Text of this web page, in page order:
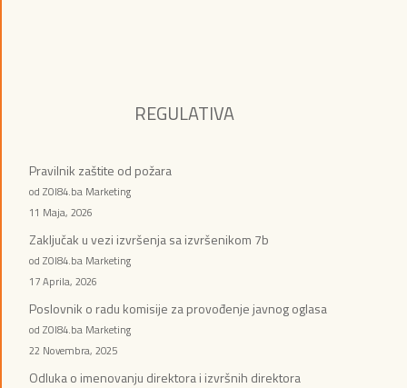
REGULATIVA
Pravilnik zaštite od požara
od ZOI84.ba Marketing
11 Maja, 2026
Zaključak u vezi izvršenja sa izvršenikom 7b
od ZOI84.ba Marketing
17 Aprila, 2026
Poslovnik o radu komisije za provođenje javnog oglasa
od ZOI84.ba Marketing
22 Novembra, 2025
Odluka o imenovanju direktora i izvršnih direktora